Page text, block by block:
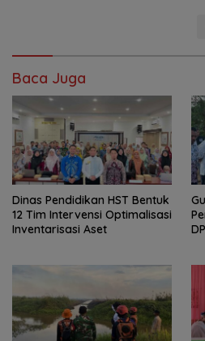
Baca Juga
Dinas Pendidikan HST Bentuk
12 Tim Intervensi Optimalisasi
Inventarisasi Aset